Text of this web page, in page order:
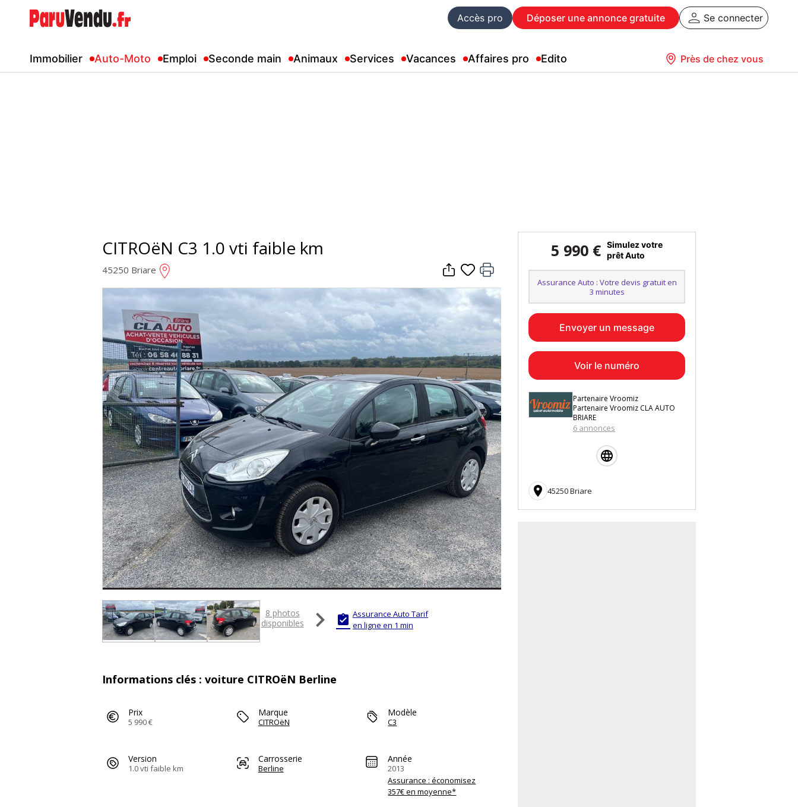
Accès pro Déposer une annonce gratuite Se connecter
Immobilier Auto-Moto Emploi Seconde main Animaux Services Vacances Affaires pro Edito Près de chez vous
CITROëN C3 1.0 vti faible km
45250 Briare
8 photos
disponibles
  Assurance Auto Tarif
en ligne en 1 min
Informations clés : voiture CITROëN Berline
Prix
5 990 €
Marque
CITROëN
Modèle
C3
Version
1.0 vti faible km
Carrosserie
Berline
Année
2013
Assurance : économisez
357€ en moyenne*
5 990 € Simulez votre
prêt Auto
Assurance Auto : Votre devis gratuit en
3 minutes
Envoyer un message
Voir le numéro
Partenaire Vroomiz
Partenaire Vroomiz CLA AUTO
BRIARE
6 annonces
 45250 Briare